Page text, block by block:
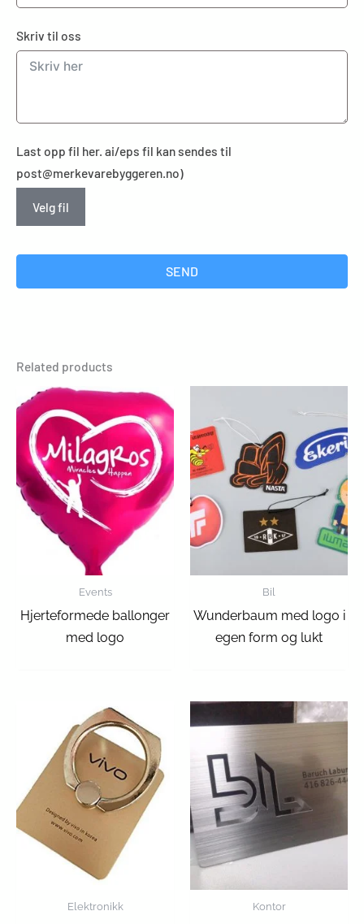
Skriv til oss
Last opp fil her. ai/eps fil kan sendes til
post@merkevarebyggeren.no)
Velg fil
SEND
Related products
Events
Hjerteformede ballonger
med logo
Bil
Wunderbaum med logo i
egen form og lukt
Elektronikk Kontor